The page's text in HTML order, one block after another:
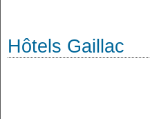
Hôtels Gaillac